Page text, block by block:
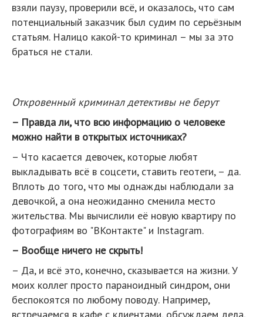
взяли паузу, проверили всё, и оказалось, что сам
потенциальный заказчик был судим по серьёзным
статьям. Налицо какой-то криминал – мы за это
браться не стали.
Откровенный криминал детективы не берут
– Правда ли, что всю информацию о человеке
можно найти в открытых источниках?
– Что касается девочек, которые любят
выкладывать всё в соцсети, ставить геотеги, – да.
Вплоть до того, что мы однажды наблюдали за
девочкой, а она неожиданно сменила место
жительства. Мы вычислили её новую квартиру по
фотографиям во "ВКонтакте" и Instagram.
– Вообще ничего не скрыть!
– Да, и всё это, конечно, сказывается на жизни. У
моих коллег просто параноидный синдром, они
беспокоятся по любому поводу. Например,